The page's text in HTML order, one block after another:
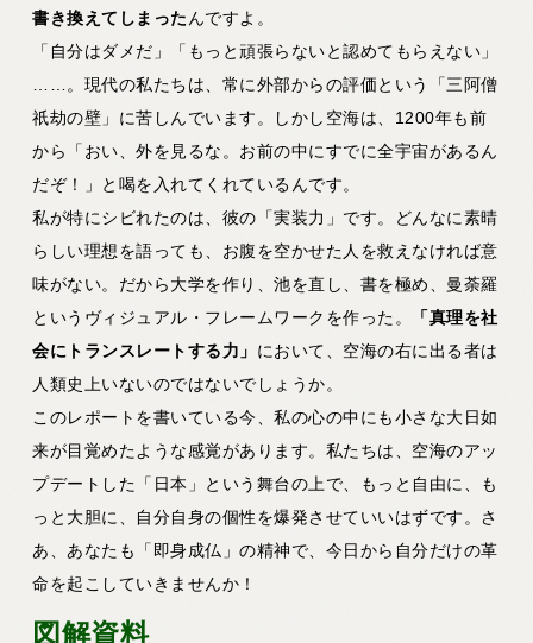
書き換えてしまった んですよ。
「自分はダメだ」「もっと頑張らないと認めてもらえない」
……。現代の私たちは、常に外部からの評価という「三阿僧
祇劫の壁」に苦しんでいます。しかし空海は、1200年も前
から「おい、外を見るな。お前の中にすでに全宇宙があるん
だぞ！」と喝を入れてくれているんです。
私が特にシビれたのは、彼の「実装力」です。どんなに素晴
らしい理想を語っても、お腹を空かせた人を救えなければ意
味がない。だから大学を作り、池を直し、書を極め、曼荼羅
というヴィジュアル・フレームワークを作った。
「真理を社
会にトランスレートする力」 において、空海の右に出る者は
人類史上いないのではないでしょうか。
このレポートを書いている今、私の心の中にも小さな大日如
来が目覚めたような感覚があります。私たちは、空海のアッ
プデートした「日本」という舞台の上で、もっと自由に、も
っと大胆に、自分自身の個性を爆発させていいはずです。さ
あ、あなたも「即身成仏」の精神で、今日から自分だけの革
命を起こしていきませんか！
図解資料